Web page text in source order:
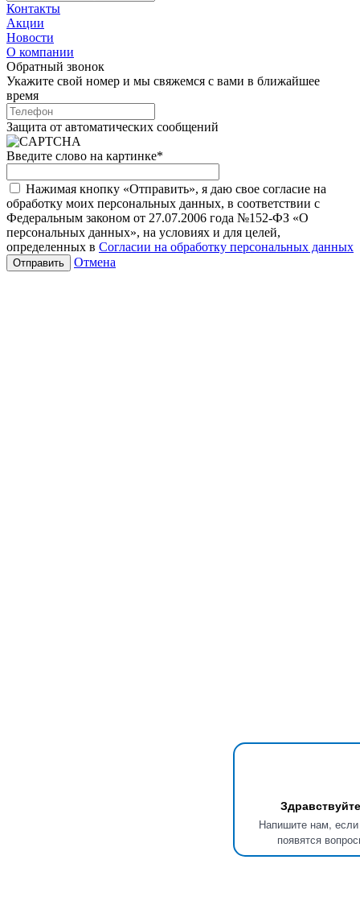
Напишите нам,
появятся
Контакты
Акции
Новости
О компании
Обратный звонок
Укажите свой номер и мы свяжемся с вами в ближайшее
время
Защита от автоматических сообщений
Введите слово на картинке*
Нажимая кнопку «Отправить», я даю свое согласие на
обработку моих персональных данных, в соответствии с
Федеральным законом от 27.07.2006 года №152-ФЗ «О
персональных данных», на условиях и для целей,
определенных в Согласии на обработку персональных данных
Отмена